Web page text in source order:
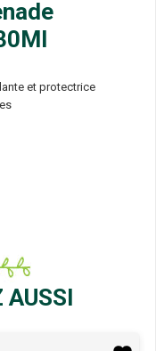
et protectrice
AUSSI